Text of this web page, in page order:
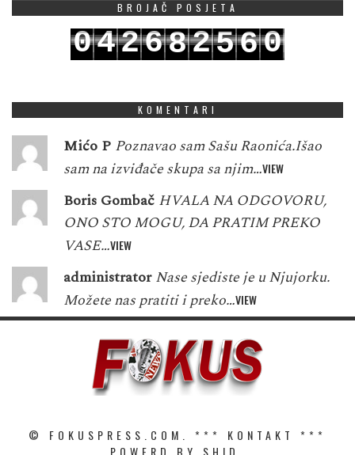
BROJAČ POSJETA
042682560
KOMENTARI
Mićo P Poznavao sam Sašu Raonića.Išao
sam na izviđače skupa sa njim…VIEW
Boris Gombač HVALA NA ODGOVORU,
ONO STO MOGU, DA PRATIM PREKO
VASE…VIEW
administrator Nase sjediste je u Njujorku.
Možete nas pratiti i preko…VIEW
© FOKUSPRESS.COM. *** KONTAKT
***
POWERD BY SHID.